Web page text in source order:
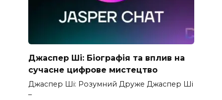
Джаспер Ші: Біографія та вплив на
сучасне цифрове мистецтво
Джаспер Ші: Розумний Друже Джаспер Ші
–